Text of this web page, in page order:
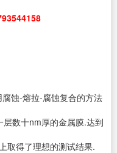
蚀-熔拉-腐蚀复合的方法
数十nm厚的金属膜.达到
取得了理想的测试结果.